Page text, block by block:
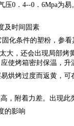
压0．4--0．6Mpa为
及时间固素
化条件的塑粉，参看
，还会出现局部
烤箱密封保温，升
烤过度而返黄，
附着力差。出现此
的影响